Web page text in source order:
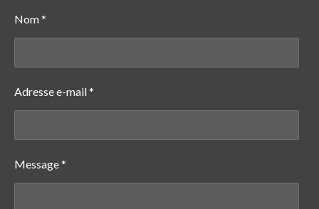
e
Nom *
Adresse e-mail *
Message *